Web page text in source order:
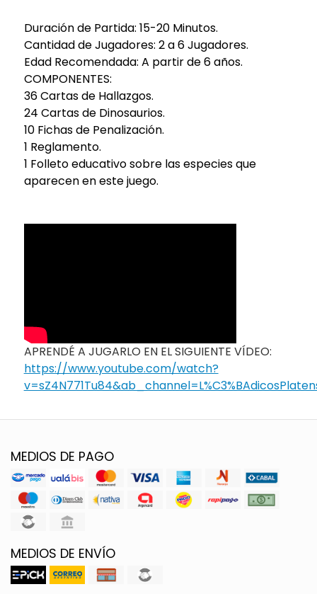
Duración de Partida: 15-20 Minutos.
Cantidad de Jugadores: 2 a 6 Jugadores.
Edad Recomendada: A partir de 6 años.
COMPONENTES:
36 Cartas de Hallazgos.
24 Cartas de Dinosaurios.
10 Fichas de Penalización.
1 Reglamento.
1 Folleto educativo sobre las especies que
aparecen en este juego.
APRENDÉ A JUGARLO EN EL SIGUIENTE VÍDEO:
https://www.youtube.com/watch?
MEDIOS DE PAGO
MEDIOS DE ENVÍO